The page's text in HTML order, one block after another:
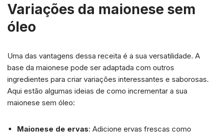
Variações da maionese sem
óleo
Uma das vantagens dessa receita é a sua versatilidade. A
base da maionese pode ser adaptada com outros
ingredientes para criar variações interessantes e saborosas.
Aqui estão algumas ideias de como incrementar a sua
maionese sem óleo:
Maionese de ervas: Adicione ervas frescas como